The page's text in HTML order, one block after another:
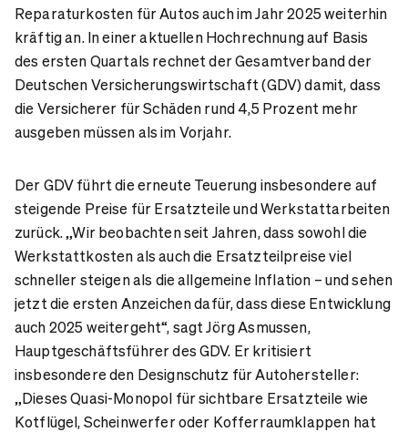
Reparaturkosten für Autos auch im Jahr 2025 weiterhin
kräftig an. In einer aktuellen Hochrechnung auf Basis
des ersten Quartals rechnet der Gesamtverband der
Deutschen Versicherungswirtschaft (GDV) damit, dass
die Versicherer für Schäden rund 4,5 Prozent mehr
ausgeben müssen als im Vorjahr.
Der GDV führt die erneute Teuerung insbesondere auf
steigende Preise für Ersatzteile und Werkstattarbeiten
zurück. „Wir beobachten seit Jahren, dass sowohl die
Werkstattkosten als auch die Ersatzteilpreise viel
schneller steigen als die allgemeine Inflation – und sehen
jetzt die ersten Anzeichen dafür, dass diese Entwicklung
auch 2025 weitergeht“, sagt Jörg Asmussen,
Hauptgeschäftsführer des GDV. Er kritisiert
insbesondere den Designschutz für Autohersteller:
„Dieses Quasi-Monopol für sichtbare Ersatzteile wie
Kotflügel, Scheinwerfer oder Kofferraumklappen hat